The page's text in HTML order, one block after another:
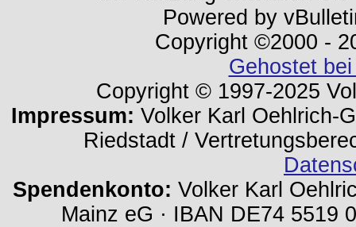
Powered by
Copyright ©2000 -
Gehostet
Copyright © 1997-2025
Impressum: Volker Karl Oehlrich-
Riedstadt /
Spendenkonto: Volker Karl
Mainz eG · IBAN DE74 5519